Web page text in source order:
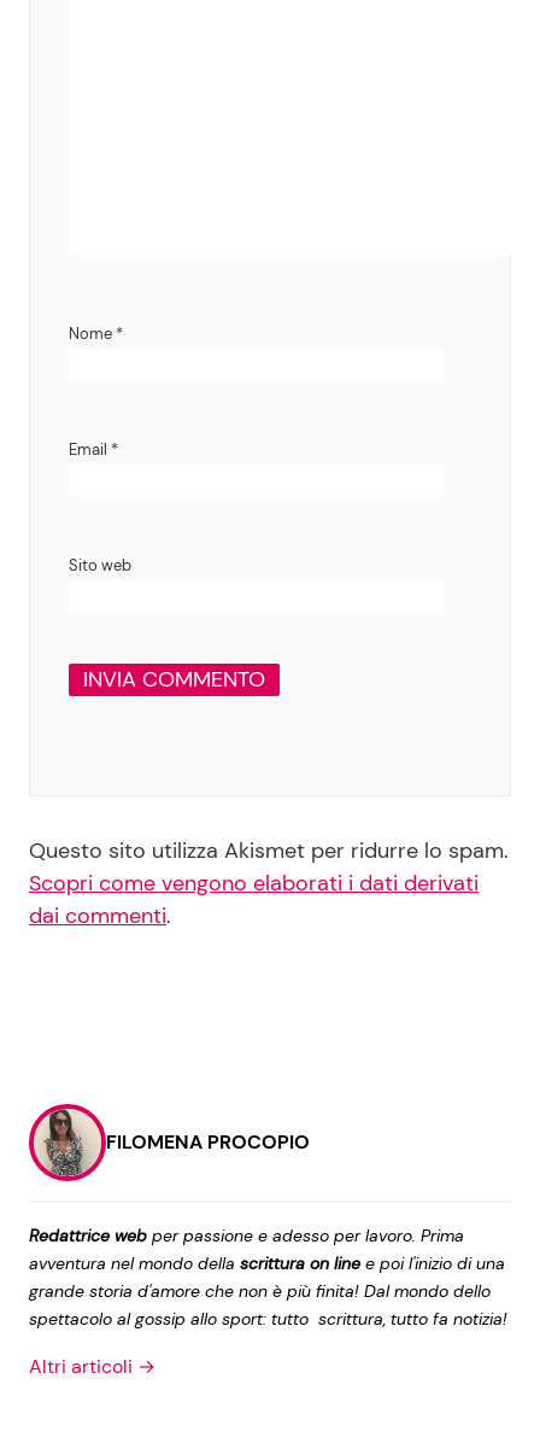
Nome *
Email *
Sito web
Questo sito utilizza Akismet per ridurre lo spam.
Scopri come vengono elaborati i dati derivati
dai commenti.
FILOMENA PROCOPIO
Redattrice web per passione e adesso per lavoro. Prima
avventura nel mondo della scrittura on line e poi l'inizio di una
grande storia d'amore che non è più finita! Dal mondo dello
spettacolo al gossip allo sport: tutto scrittura, tutto fa notizia!
Altri articoli →